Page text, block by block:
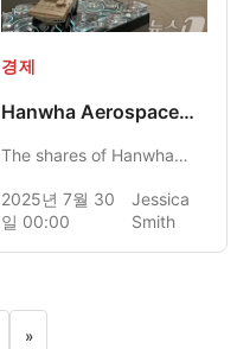
경제
Hanwha Aerospace
Stock Achievement
The shares of Hanwha
experienced a significant
rise driven by an increase
in defense exports and a
the KOSPI, heightening
expectations that the
2025년 7월 30
일 00:00
Jessica
Smith
»